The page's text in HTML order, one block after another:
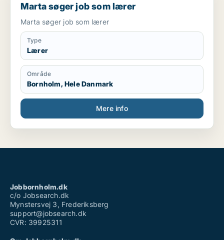
Marta søger job som lærer
Marta søger job som lærer
Type
Lærer
Område
Bornholm, Hele Danmark
Mere info
Jobbornholm.dk
c/o Jobsearch.dk
Mynstersvej 3, Frederiksberg
support@jobsearch.dk
CVR: 39925311